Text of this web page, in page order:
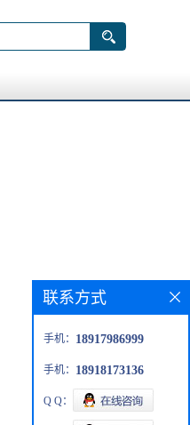
联系方式
手机： 18917986999
手机： 18918173136
Q Q：